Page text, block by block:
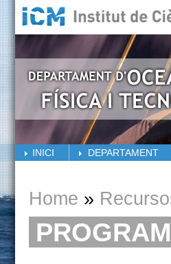
Skip to main content
INICI DEPARTAMENT
You are here
Home »